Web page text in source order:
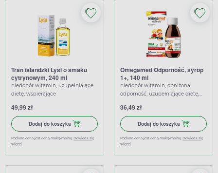
Tran islandzki Lysi o smaku
cytrynowym, 240 ml
niedobór witamin, uzupełniające
dietę, wspierające
49,99 zł
Dodaj do koszyka Dodaj do koszyka Tran islandzki Lysi o smaku cytrynowym,
Podana cena jest ceną maksymalną. Dowiedz się
więcej
Omegamed Odporność, syrop
1+, 140 ml
niedobór witamin, obniżona
odporność, uzupełniające dietę,
36,49 zł
Dodaj do koszyka Dodaj do
Podana cena jest ceną maksymalną. Dowiedz się
więcej